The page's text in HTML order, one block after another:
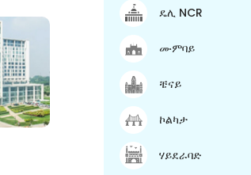
ዴሊ NCR
ሙምባይ
ቼናይ
ኮልካታ
ሃይደራባድ